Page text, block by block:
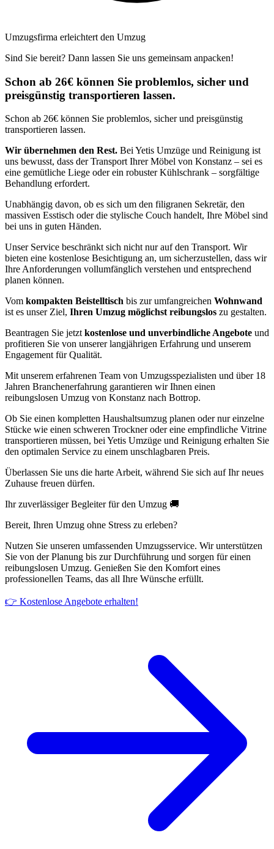
Umzugsfirma erleichtert den Umzug
Sind Sie bereit? Dann lassen Sie uns gemeinsam anpacken!
Schon ab 26€ können Sie problemlos, sicher und
preisgünstig transportieren lassen.
Schon ab 26€ können Sie problemlos, sicher und preisgünstig
transportieren lassen.
Wir übernehmen den Rest. Bei Yetis Umzüge und Reinigung ist
uns bewusst, dass der Transport Ihrer Möbel von Konstanz – sei es
eine gemütliche Liege oder ein robuster Kühlschrank – sorgfältige
Behandlung erfordert.
Unabhängig davon, ob es sich um den filigranen Sekretär, den
massiven Esstisch oder die stylische Couch handelt, Ihre Möbel sind
bei uns in guten Händen.
Unser Service beschränkt sich nicht nur auf den Transport. Wir
bieten eine kostenlose Besichtigung an, um sicherzustellen, dass wir
Ihre Anforderungen vollumfänglich verstehen und entsprechend
planen können.
Vom kompakten Beistelltisch bis zur umfangreichen Wohnwand
ist es unser Ziel, Ihren Umzug möglichst reibungslos zu gestalten.
Beantragen Sie jetzt kostenlose und unverbindliche Angebote und
profitieren Sie von unserer langjährigen Erfahrung und unserem
Engagement für Qualität.
Mit unserem erfahrenen Team von Umzugsspezialisten und über 18
Jahren Branchenerfahrung garantieren wir Ihnen einen
reibungslosen Umzug von Konstanz nach Bottrop.
Ob Sie einen kompletten Haushaltsumzug planen oder nur einzelne
Stücke wie einen schweren Trockner oder eine empfindliche Vitrine
transportieren müssen, bei Yetis Umzüge und Reinigung erhalten Sie
den optimalen Service zu einem unschlagbaren Preis.
Überlassen Sie uns die harte Arbeit, während Sie sich auf Ihr neues
Zuhause freuen dürfen.
Ihr zuverlässiger Begleiter für den Umzug 🚚
Bereit, Ihren Umzug ohne Stress zu erleben?
Nutzen Sie unseren umfassenden Umzugsservice. Wir unterstützen
Sie von der Planung bis zur Durchführung und sorgen für einen
reibungslosen Umzug. Genießen Sie den Komfort eines
professionellen Teams, das all Ihre Wünsche erfüllt.
👉 Kostenlose Angebote erhalten!